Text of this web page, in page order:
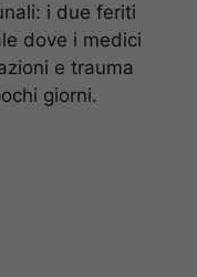
i due feriti
dove i medici
e trauma
giorni.